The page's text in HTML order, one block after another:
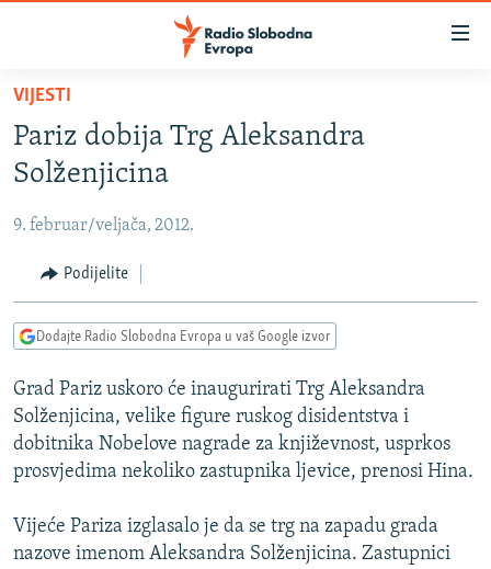
Pređite
glavni
sadržaj
na
navigaciju
Pređite
na
BOSNA I HERCEGOVINA
KOSOVO
CRNA GORA
VIDEO
FOTOGALERIJE
INFOGRAFIKE
PODCASTI
RAT U UKRAJINI
KINA NA BALKANU
RSE PRIČE IZ SVIJETA
ISPRIČAJ MI
DNEVNO@RSE
VIJESTI
Pariz dobija Trg Aleksandra
Solženjicina
9. februar/veljača, 2012.
Podijelite
Dodajte Radio Slobodna Evropa u vaš Google izvor
Grad Pariz uskoro će inaugurirati Trg Aleksandra
Solženjicina, velike figure ruskog disidentstva i
dobitnika Nobelove nagrade za književnost, usprkos
prosvjedima nekoliko zastupnika ljevice, prenosi Hina.
Vijeće Pariza izglasalo je da se trg na zapadu grada
nazove imenom Aleksandra Solženjicina. Zastupnici